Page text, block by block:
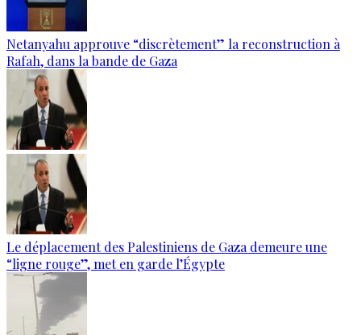
Netanyahu approuve “discrètement” la reconstruction à
Rafah, dans la bande de Gaza
Le déplacement des Palestiniens de Gaza demeure une
“ligne rouge”, met en garde l’Égypte